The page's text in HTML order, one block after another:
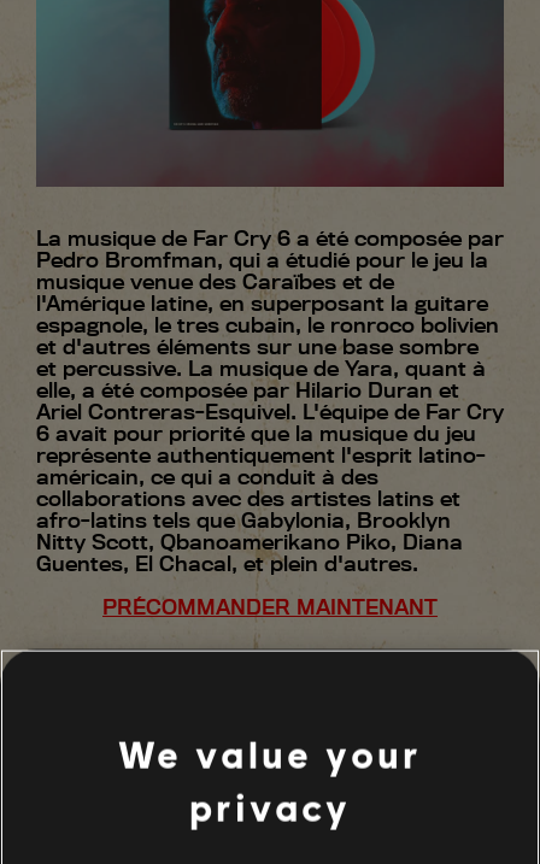
7/ 51
La musique de Far Cry 6 a été composée par
Pedro Bromfman, qui a étudié pour le jeu la
musique venue des Caraïbes et de
l'Amérique latine, en superposant la guitare
espagnole, le tres cubain, le ronroco bolivien
et d'autres éléments sur une base sombre
et percussive. La musique de Yara, quant à
elle, a été composée par Hilario Duran et
Ariel Contreras-Esquivel. L'équipe de Far Cry
6 avait pour priorité que la musique du jeu
représente authentiquement l'esprit latino-
américain, ce qui a conduit à des
collaborations avec des artistes latins et
afro-latins tels que Gabylonia, Brooklyn
Nitty Scott, Qbanoamerikano Piko, Diana
Guentes, El Chacal, et plein d'autres.
PRÉCOMMANDER MAINTENANT
We value your
privacy